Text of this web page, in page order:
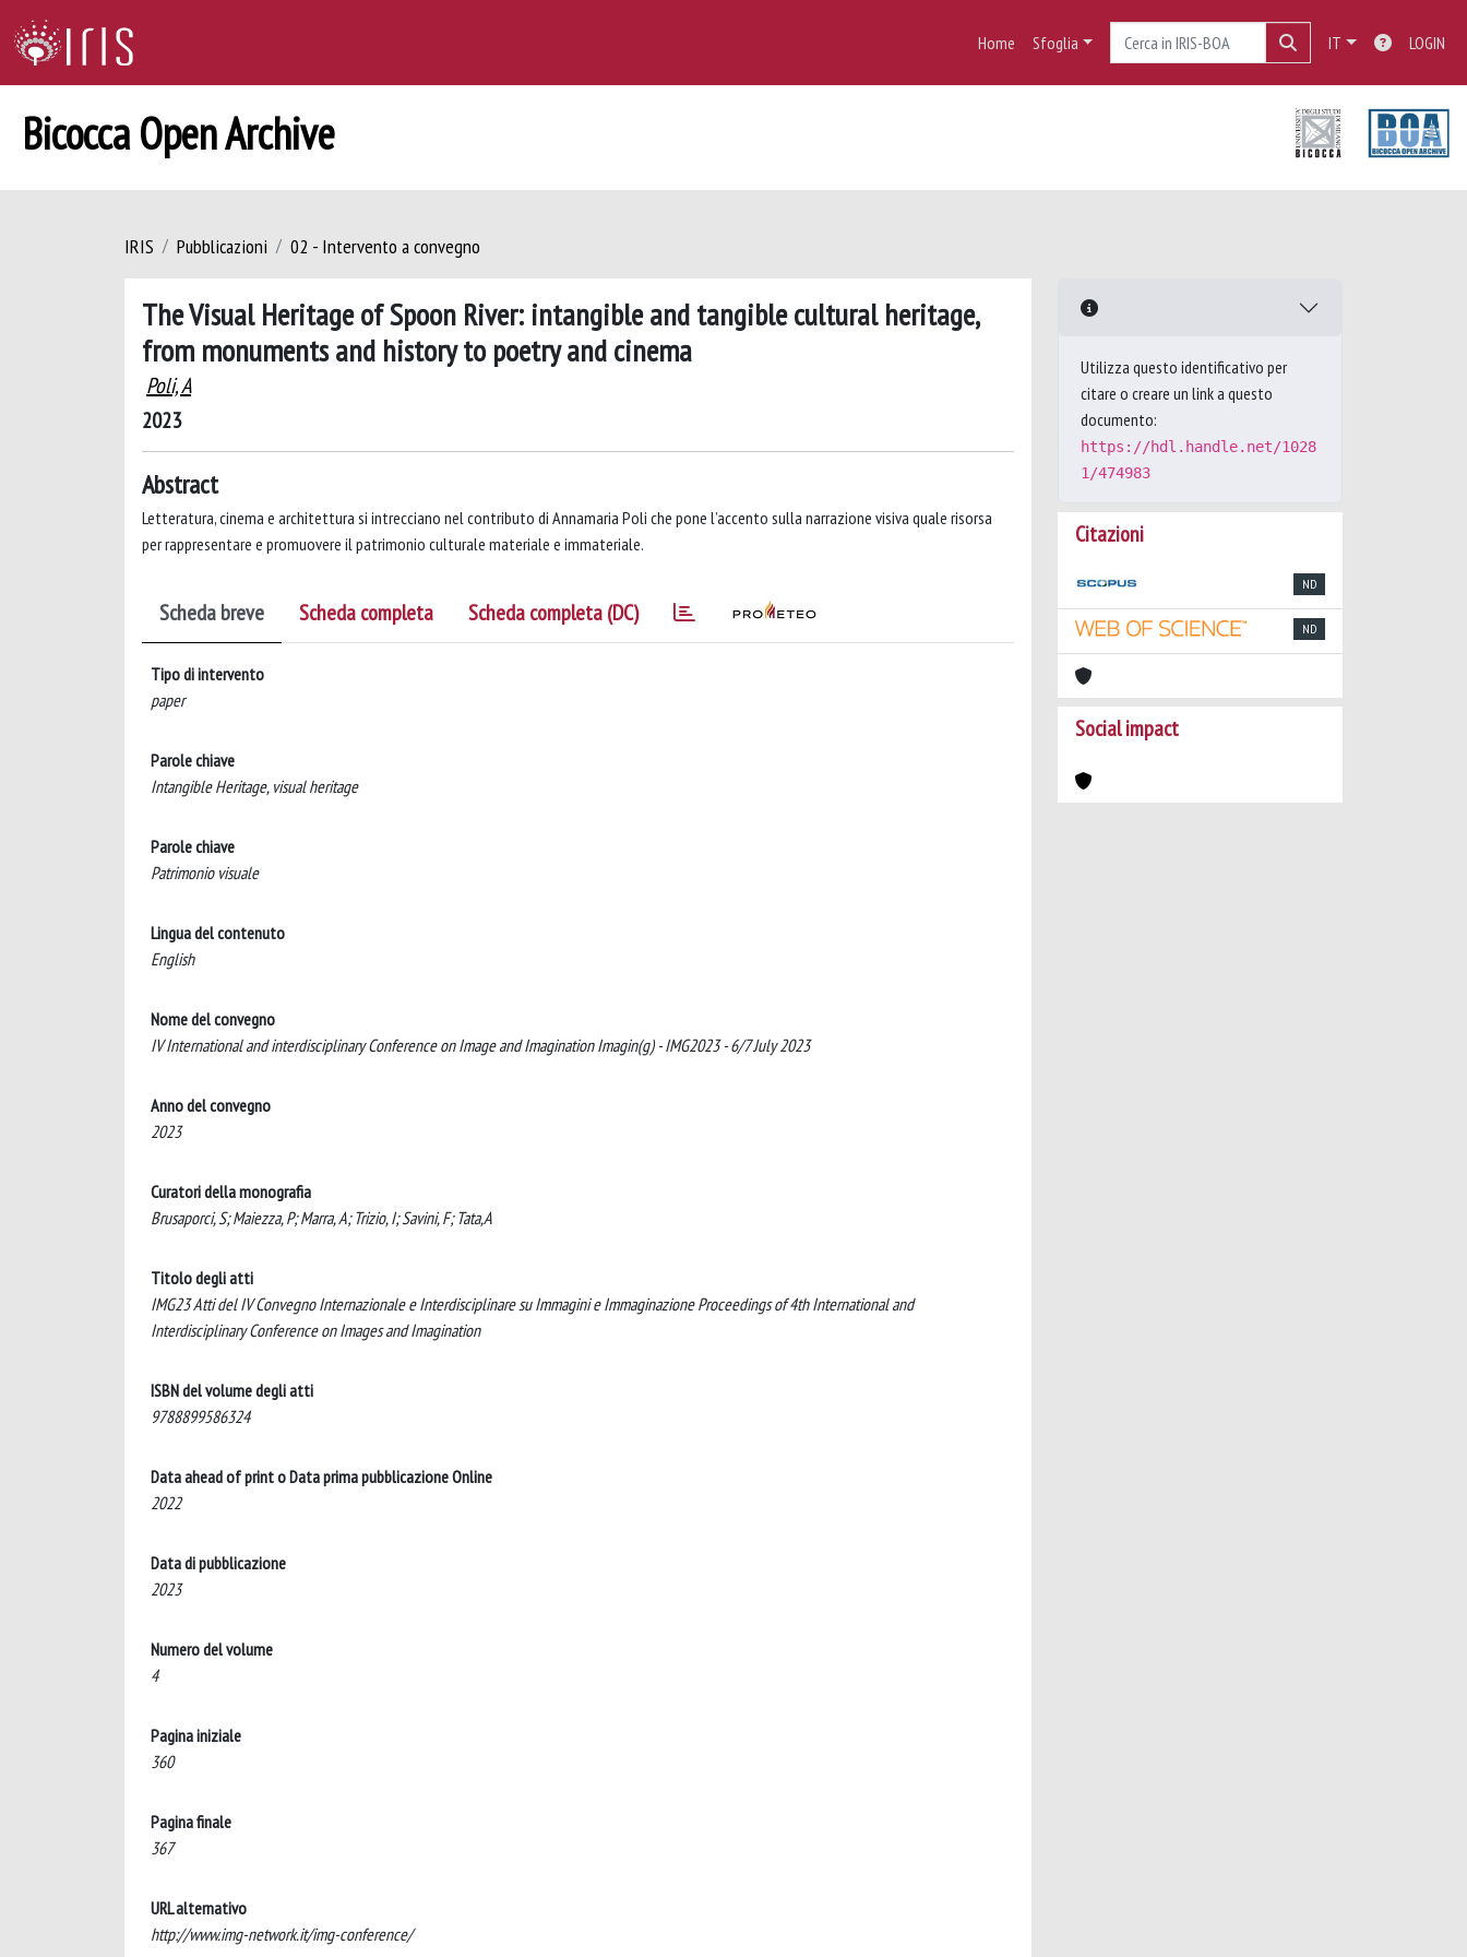
Home Sfoglia IT LOGIN
Bicocca Open Archive
IRIS Pubblicazioni 02 - Intervento a convegno
The Visual Heritage of Spoon River: intangible and tangible cultural heritage,
from monuments and history to poetry and cinema
Poli, A
2023
Abstract
Letteratura, cinema e architettura si intrecciano nel contributo di Annamaria Poli che pone l’accento sulla narrazione visiva quale risorsa
per rappresentare e promuovere il patrimonio culturale materiale e immateriale.
Scheda breve Scheda completa Scheda completa (DC)
Tipo di intervento
paper
Parole chiave
Intangible Heritage, visual heritage
Parole chiave
Patrimonio visuale
Lingua del contenuto
English
Nome del convegno
IV International and interdisciplinary Conference on Image and Imagination Imagin(g) - IMG2023 - 6/7 July 2023
Anno del convegno
2023
Curatori della monografia
Brusaporci, S; Maiezza, P; Marra, A; Trizio, I; Savini, F; Tata,A
Titolo degli atti
IMG23 Atti del IV Convegno Internazionale e Interdisciplinare su Immagini e Immaginazione Proceedings of 4th International and
Interdisciplinary Conference on Images and Imagination
ISBN del volume degli atti
9788899586324
Data ahead of print o Data prima pubblicazione Online
2022
Data di pubblicazione
2023
Numero del volume
4
Pagina iniziale
360
Pagina finale
367
URL alternativo
http://www.img-network.it/img-conference/
Utilizza questo identificativo per
citare o creare un link a questo
documento:
https://hdl.handle.net/1028
1/474983
Citazioni
ND
ND
Social impact